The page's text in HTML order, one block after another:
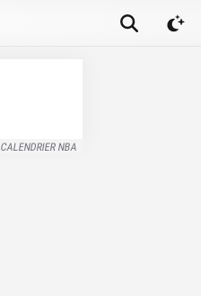
CALENDRIER NBA